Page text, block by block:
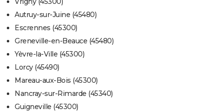
Autruy-sur-Juine (45480)
Escrennes (45300)
Greneville-en-Beauce (45480)
Yèvre-la-Ville (45300)
Lorcy (45490)
Mareau-aux-Bois (45300)
Nancray-sur-Rimarde (45340)
Guigneville (45300)